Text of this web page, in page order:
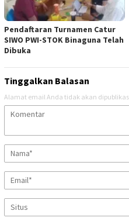
Pendaftaran Turnamen Catur
SIWO PWI-STOK Binaguna Telah
Dibuka
Tinggalkan Balasan
Alamat email Anda tidak akan